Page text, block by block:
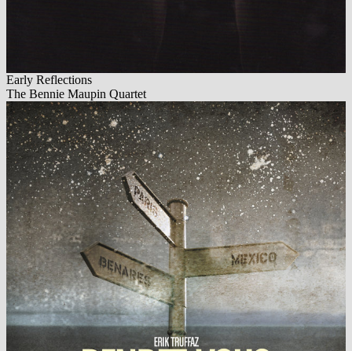
Early Reflections
The Bennie Maupin Quartet